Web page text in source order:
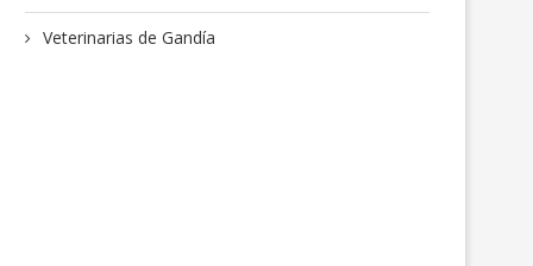
Veterinarias de Gandía